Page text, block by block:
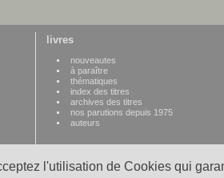
l'utilisation de Cookies qui
livres
nouveautes
à paraître
thématiques
index des titres
archives des titres
nos parutions depuis 1975
auteurs